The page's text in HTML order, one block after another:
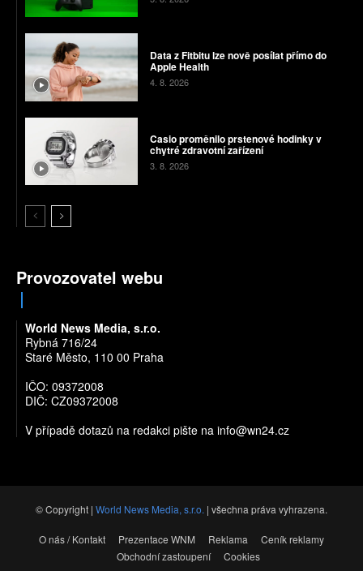
Data z Fitbitu lze nově posílat přímo do
Apple Health
4. 8. 2026
Casio proměnilo prstenové hodinky v
chytré zdravotní zařízení
3. 8. 2026
Provozovatel webu
World News Media, s.r.o.
Rybná 716/24
Staré Město, 110 00 Praha
IČO: 09372008
DIČ: CZ09372008
V případě dotazů na redakci pište na info@wn24.cz
© Copyright | World News Media, s.r.o. | všechna práva vyhrazena.
O nás / Kontakt Prezentace WNM Reklama
Ceník reklamy
Obchodní zastoupení
Cookies